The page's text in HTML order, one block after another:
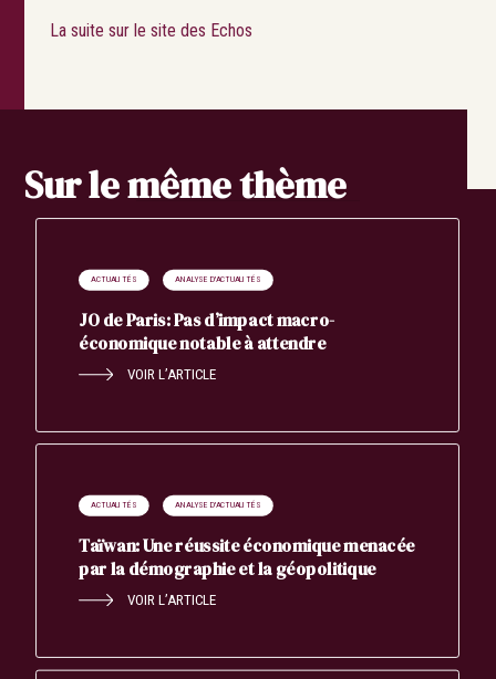
La suite sur le site des Echos
Sur le même thème
ACTUALITÉS ANALYSE D'ACTUALITÉS
JO de Paris: Pas d’impact macro-
économique notable à attendre
VOIR L’ARTICLE
ACTUALITÉS ANALYSE D'ACTUALITÉS
Taïwan: Une réussite économique menacée
par la démographie et la géopolitique
VOIR L’ARTICLE
Search